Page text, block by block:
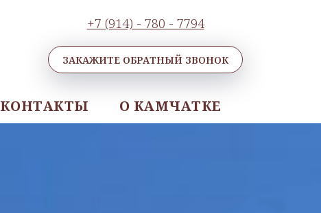
+7 (914) - 780 - 7794
ЗАКАЖИТЕ ОБРАТНЫЙ ЗВОНОК
КОНТАКТЫ О КАМЧАТКЕ